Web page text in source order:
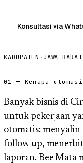
Konsultasi via
KABUPATEN · JAWA BARAT
01 — Kenapa
Banyak bisnis di
untuk pekerjaan
otomatis:
follow-up,
laporan. Bee Mata